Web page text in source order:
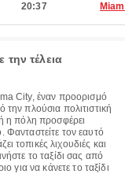
20:37
την τέλεια
City, έναν προορισμό
πλούσια πολιτιστική
η πόλη προσφέρει
Φανταστείτε τον εαυτό
τοπικές λιχουδιές και
το ταξίδι σας από
για να κάνετε το ταξίδι